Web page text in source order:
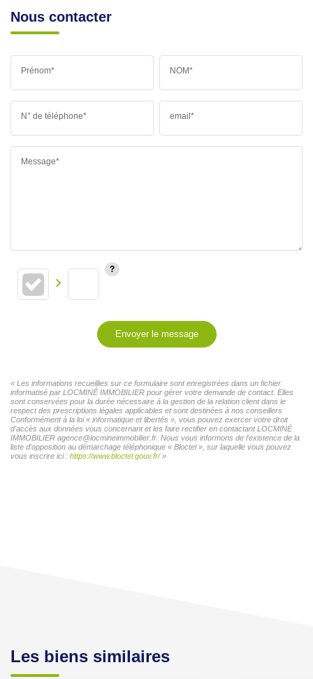
Nous contacter
Prénom* NOM*
N° de téléphone* email*
Message*
Envoyer le message
« Les informations recueillies sur ce formulaire sont enregistrées dans un fichier
informatisé par LOCMINÉ IMMOBILIER pour gérer votre demande de contact. Elles
sont conservées pour la durée nécessaire à la gestion de la relation client dans le
respect des prescriptions légales applicables et sont destinées à nos conseillers
Conformément à la loi « informatique et libertés », vous pouvez exercer votre droit
d'accès aux données vous concernant et les faire rectifier en contactant LOCMINÉ
IMMOBILIER agence@locmineimmobilier.fr. Nous vous informons de l'existence de la
liste d'opposition au démarchage téléphonique « Bloctel », sur laquelle vous pouvez
vous inscrire ici : https://www.bloctel.gouv.fr/»
Les biens similaires